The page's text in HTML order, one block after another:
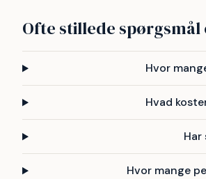
Ofte stillede spørgsmål
Hvor
Hvad
Hvor mange